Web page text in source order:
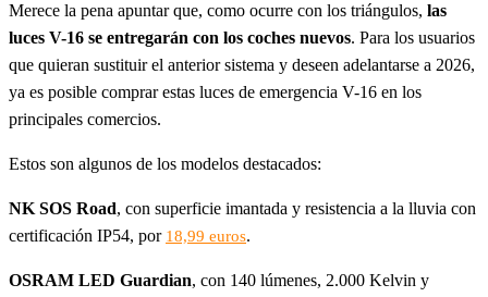
Merece la pena apuntar que, como ocurre con los triángulos, las
luces V-16 se entregarán con los coches nuevos. Para los usuarios
que quieran sustituir el anterior sistema y deseen adelantarse a 2026,
ya es posible comprar estas luces de emergencia V-16 en los
principales comercios.
Estos son algunos de los modelos destacados:
NK SOS Road, con superficie imantada y resistencia a la lluvia con
certificación IP54, por 18,99 euros.
OSRAM LED Guardian, con 140 lúmenes, 2.000 Kelvin y